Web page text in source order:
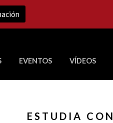
EVENTOS VÍDEOS
ESTUDIA CON